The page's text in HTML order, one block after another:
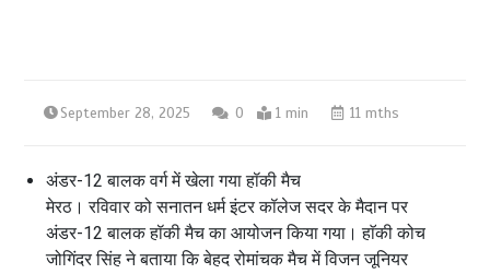
September 28, 2025 0 1 min 11 mths
अंडर-12 बालक वर्ग में खेला गया हॉकी मैच
मेरठ। रविवार को सनातन धर्म इंटर कॉलेज सदर के मैदान पर
अंडर-12 बालक हॉकी मैच का आयोजन किया गया। हाॅकी कोच
जोगिंदर सिंह ने बताया कि बेहद रोमांचक मैच में विजन जूनियर